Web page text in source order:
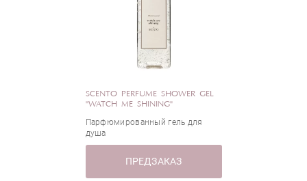
SCENTO PERFUME SHOWER GEL
"WATCH ME SHINING"
Парфюмированный гель для
душа
ПРЕДЗАКАЗ